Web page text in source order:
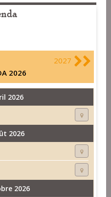
2027
2026
2026
2026
2026